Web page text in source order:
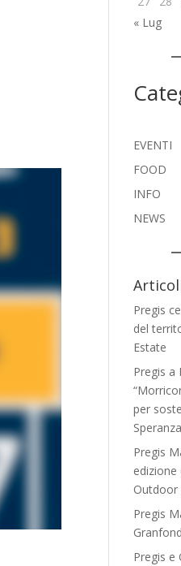
« Lug
EVENTI
FOOD
INFO
NEWS
Pregis
del
Estate
Pregis a
per
Speranza
Pregis
Outdoor
Pregis
Pregis e